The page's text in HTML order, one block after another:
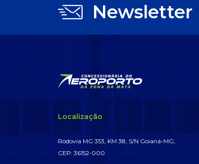
Newsletter
Localização
Rodovia MG 353, KM 38, S/N Goianá-MG,
CEP: 36152-000